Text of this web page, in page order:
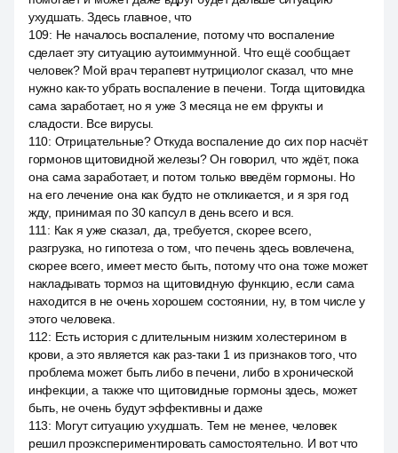
ухудшать. Здесь главное, что
109: Не началось воспаление, потому что воспаление
сделает эту ситуацию аутоиммунной. Что ещё сообщает
человек? Мой врач терапевт нутрициолог сказал, что мне
нужно как-то убрать воспаление в печени. Тогда щитовидка
сама заработает, но я уже 3 месяца не ем фрукты и
сладости. Все вирусы.
110: Отрицательные? Откуда воспаление до сих пор насчёт
гормонов щитовидной железы? Он говорил, что ждёт, пока
она сама заработает, и потом только введём гормоны. Но
на его лечение она как будто не откликается, и я зря год
жду, принимая по 30 капсул в день всего и вся.
111 : Как я уже сказал, да, требуется, скорее всего,
разгрузка, но гипотеза о том, что печень здесь вовлечена,
скорее всего, имеет место быть, потому что она тоже может
накладывать тормоз на щитовидную функцию, если сама
находится в не очень хорошем состоянии, ну, в том числе у
этого человека.
112: Есть история с длительным низким холестерином в
крови, а это является как раз-таки 1 из признаков того, что
проблема может быть либо в печени, либо в хронической
инфекции, а также что щитовидные гормоны здесь, может
быть, не очень будут эффективны и даже
113: Могут ситуацию ухудшать. Тем не менее, человек
решил проэкспериментировать самостоятельно. И вот что